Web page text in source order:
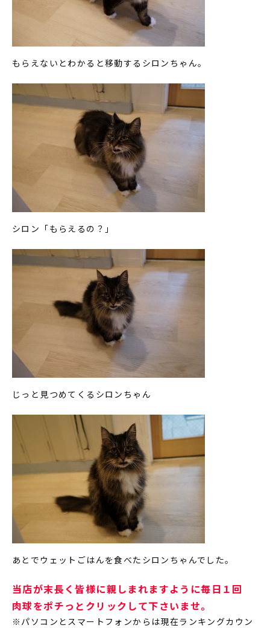
もらえないとわかると移動するシロンちゃん。
シロン「もらえるの？」
じっと見つめてくるシロンちゃん
あとでウェットごはんを食べたシロンちゃんでした。
当店が末長く皆様に親しまれますように毎日１回
肉球をポチっとクリックして下さいませ。
※パソコンとスマートフォンからは現在ランキングカウン